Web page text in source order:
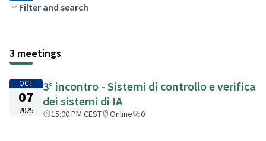
Filter and search
3 meetings
OCT
07
2025
3° incontro - Sistemi di controllo e verifica
dei sistemi di IA
15:00 PM CEST Online 0